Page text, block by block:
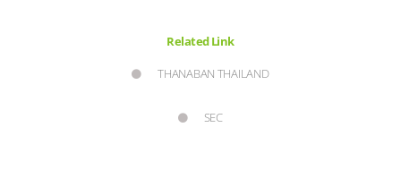
Related Link
THANABAN THAILAND
SEC